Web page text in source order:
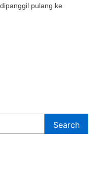
Jenazah
pulang ke
Search